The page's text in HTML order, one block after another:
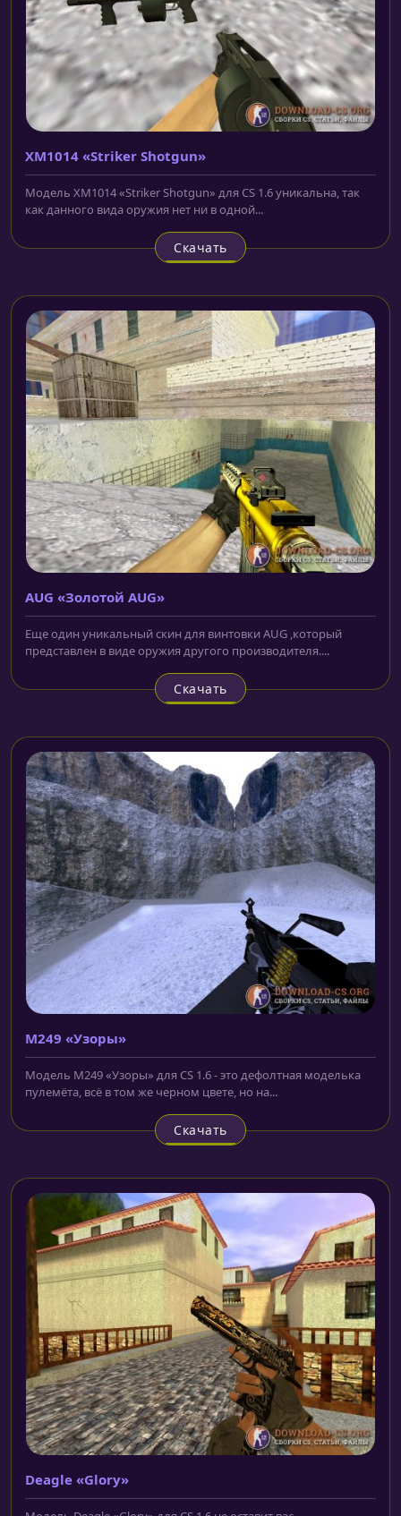
XM1014 «Striker Shotgun»
Модель XM1014 «Striker Shotgun» для CS 1.6 уникальна, так
как данного вида оружия нет ни в одной...
Скачать
AUG «Золотой AUG»
Еще один уникальный скин для винтовки AUG ,который
представлен в виде оружия другого производителя....
Скачать
M249 «Узоры»
Модель M249 «Узоры» для CS 1.6 - это дефолтная моделька
пулемёта, всё в том же черном цвете, но на...
Скачать
Deagle «Glory»